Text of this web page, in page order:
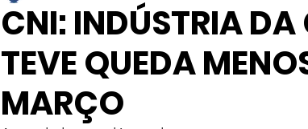
CNI: INDÚSTRIA
TEVE QUEDA
MARÇO